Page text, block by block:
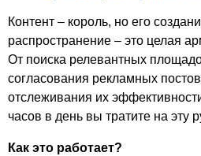
Контент – король, но его
распространение – это целая
От поиска релевантных
согласования рекламных
отслеживания их
часов в день вы тратите на эту
Как это работает?